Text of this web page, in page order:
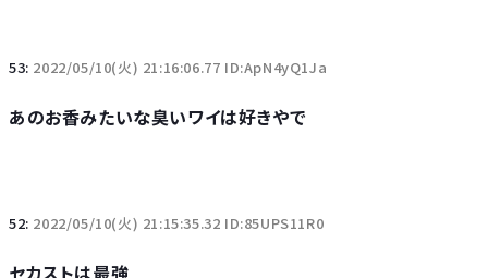
53: 2022/05/10(火) 21:16:06.77 ID:ApN4yQ1Ja
あのお香みたいな臭いワイは好きやで
52: 2022/05/10(火) 21:15:35.32 ID:85UPS11R0
セカストは最強